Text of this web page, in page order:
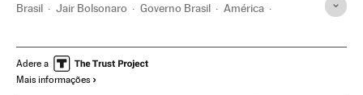
Brasil Jair Bolsonaro Governo Brasil América
Ernesto Araújo Coronavirus Covid-19
Crisis económica coronavirus covid-19
Adere a
Mais informações